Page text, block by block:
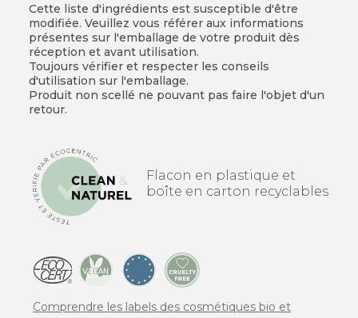
Cette liste d'ingrédients est susceptible d'être
modifiée. Veuillez vous référer aux informations
présentes sur l'emballage de votre produit dès
réception et avant utilisation.
Toujours vérifier et respecter les conseils
d'utilisation sur l'emballage.
Produit non scellé ne pouvant pas faire l'objet d'un
retour.
Flacon en plastique et
boîte en carton recyclables
Comprendre les labels des cosmétiques bio et